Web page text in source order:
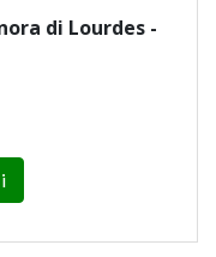
di Lourdes -